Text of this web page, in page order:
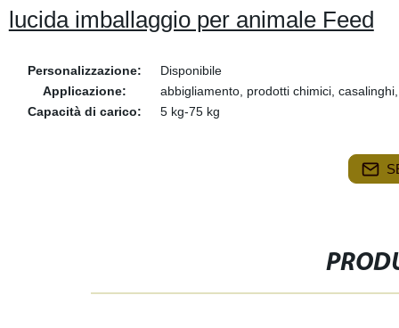
lucida imballaggio per animale Feed
Personalizzazione:
Disponibile
Applicazione:
abbigliamento, prodotti chimici,
Capacità di carico:
5 kg-75 kg